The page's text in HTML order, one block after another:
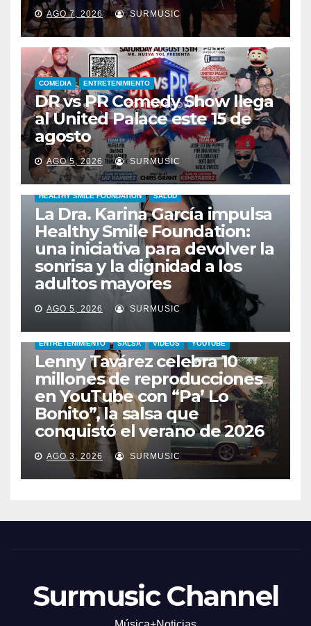
AGO 7, 2026 SURMUSIC
COMEDIA ENTRETENIMIENTO
DR vs PR Comedy Show llega
al United Palace este 15 de
agosto
AGO 5, 2026 SURMUSIC
HEALTHY SMILE FOUNDATION SALUD
La Dra. Karina García impulsa
Healthy Smile Foundation:
una iniciativa para devolver la
sonrisa y la dignidad a los
adultos mayores
AGO 5, 2026 SURMUSIC
ENTRETENIMIENTO SALSA VIDEOS YOUTUBE
Lenny Tavárez celebra 10
millones de reproducciones
en YouTube con “Pa’ Lo
Bonito”, la salsa que
conquistó el verano de 2026
AGO 3, 2026 SURMUSIC
Surmusic Channel